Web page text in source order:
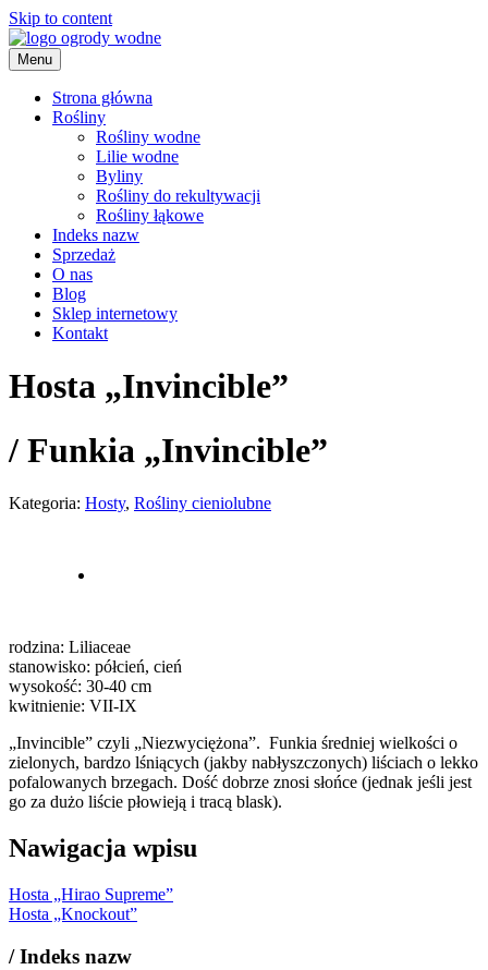
Skip to content
ogrody wodne
Menu
Strona główna
Rośliny
Rośliny wodne
Lilie wodne
Byliny
Rośliny do rekultywacji
Rośliny łąkowe
Indeks nazw
Sprzedaż
O nas
Blog
Sklep internetowy
Kontakt
Hosta „Invincible”
/ Funkia „Invincible”
Kategoria: Hosty, Rośliny cieniolubne
rodzina: Liliaceae
stanowisko: półcień, cień
wysokość: 30-40 cm
kwitnienie: VII-IX
„Invincible” czyli „Niezwyciężona”. Funkia średniej wielkości o
zielonych, bardzo lśniących (jakby nabłyszczonych) liściach o lekko
pofalowanych brzegach. Dość dobrze znosi słońce (jednak jeśli jest
go za dużo liście płowieją i tracą blask).
Nawigacja wpisu
Hosta „Hirao Supreme”
Hosta „Knockout”
/Indeks nazw